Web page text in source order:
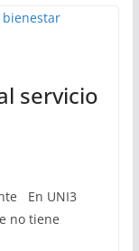
servicio
En UNI3
no tiene